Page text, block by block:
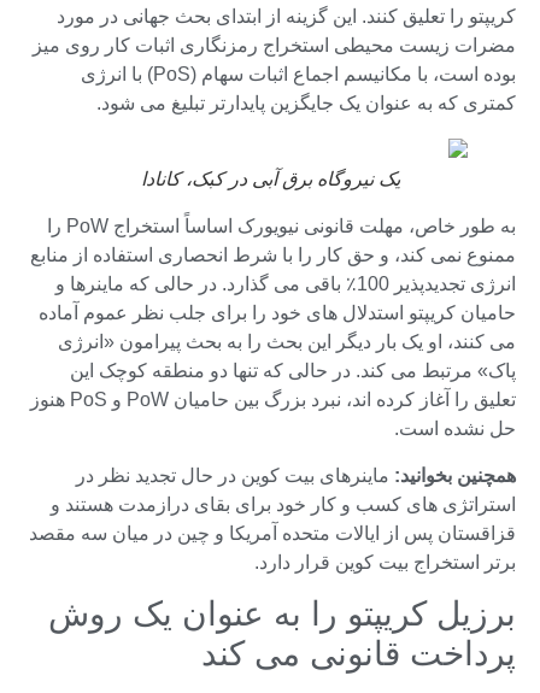
کریپتو را تعلیق کنند. این گزینه از ابتدای بحث جهانی در مورد
مضرات زیست محیطی استخراج رمزنگاری اثبات کار روی میز
بوده است، با مکانیسم اجماع اثبات سهام (PoS) با انرژی
کمتری که به عنوان یک جایگزین پایدارتر تبلیغ می شود.
یک نیروگاه برق آبی در کبک، کانادا
به طور خاص، مهلت قانونی نیویورک اساساً استخراج PoW را
ممنوع نمی کند، و حق کار را با شرط انحصاری استفاده از منابع
انرژی تجدیدپذیر 100٪ باقی می گذارد. در حالی که ماینرها و
حامیان کریپتو استدلال های خود را برای جلب نظر عموم آماده
می کنند، او یک بار دیگر این بحث را به بحث پیرامون «انرژی
پاک» مرتبط می کند. در حالی که تنها دو منطقه کوچک این
تعلیق را آغاز کرده اند، نبرد بزرگ بین حامیان PoW و PoS هنوز
حل نشده است.
همچنین بخوانید: ماینرهای بیت کوین در حال تجدید نظر در
استراتژی های کسب و کار خود برای بقای درازمدت هستند و
قزاقستان پس از ایالات متحده آمریکا و چین در میان سه مقصد
برتر استخراج بیت کوین قرار دارد.
برزیل کریپتو را به عنوان یک روش
پرداخت قانونی می کند